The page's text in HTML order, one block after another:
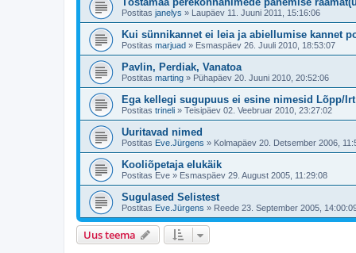
Postitas janelys » Laupäev 11. Juuni 2011, 15:16:06
Kui sünnikannet ei leia ja abiellumise kannet
Postitas marjuad » Esmaspäev 26. Juuli 2010, 18:53:07
Pavlin, Perdiak, Vanatoa
Postitas marting » Pühapäev 20. Juuni 2010, 20:52:06
Ega kellegi sugupuus ei esine nimesid Lõpp/
Postitas trineli » Teisipäev 02. Veebruar 2010, 23:27:02
Uuritavad nimed
Postitas Eve.Jürgens » Kolmapäev 20. Detsember 2006,
Kooliõpetaja elukäik
Postitas Eve » Esmaspäev 29. August 2005, 11:29:08
Sugulased Selistest
Postitas Eve.Jürgens » Reede 23. September 2005,
Uus teema